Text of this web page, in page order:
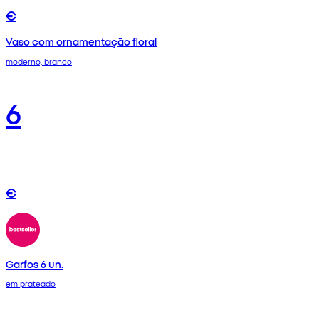
€
Vaso com ornamentação floral
moderno, branco
6
€
Garfos 6 un.
em prateado